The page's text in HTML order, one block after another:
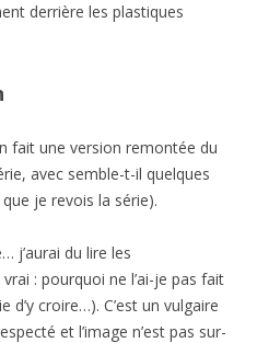
derrière les plastiques
fait une version remontée du
avec semble-t-il quelques
je revois la série).
j’aurai du lire les
: pourquoi ne l’ai-je pas fait
d’y croire…). C’est un vulgaire
et l’image n’est pas sur-